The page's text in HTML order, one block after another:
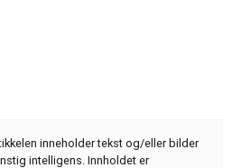
inneholder tekst og/eller bilder
intelligens. Innholdet er